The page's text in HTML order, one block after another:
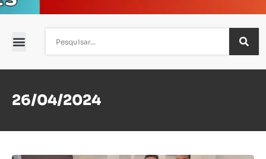
26/04/2024